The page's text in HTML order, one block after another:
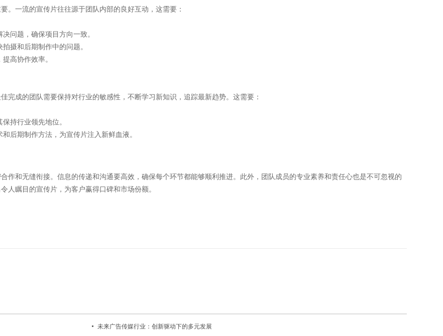
。一流的宣传片往往源于团队内部的良好互动，这需要：
问题，确保项目方向一致。
摄和后期制作中的问题。
高协作效率。
完成的团队需要保持对行业的敏感性，不断学习新知识，追踪最新趋势。这需要：
持行业领先地位。
后期制作方法，为宣传片注入新鲜血液。
作和无缝衔接。信息的传递和沟通要高效，确保每个环节都能够顺利推进。此外，团队成员的专业素养和责任心也是不可忽视的
人瞩目的宣传片，为客户赢得口碑和市场份额。
未来广告传媒行业：创新驱动下的多元发展